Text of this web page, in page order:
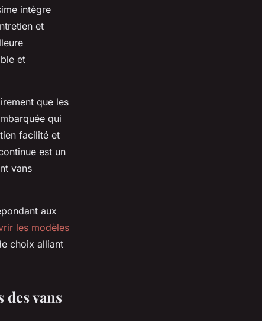
intègre
et
et
que les
qui
facilité et
est un
vans
aux
les modèles
choix alliant
vans